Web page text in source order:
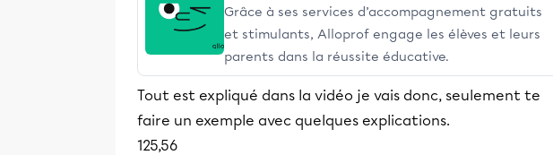
Grâce à ses services d’accompagnement gratuits
et stimulants, Alloprof engage les élèves et leurs
parents dans la réussite éducative.
Tout est expliqué dans la vidéo je vais donc, seulement te
faire un exemple avec quelques explications.
125,56